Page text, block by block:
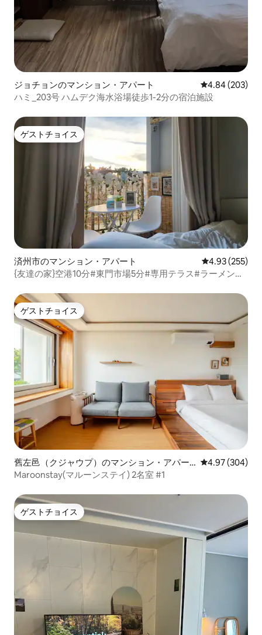
ジョチョンのマンション・アパート レビュー203
4.84 (203)
ハミ_203号 ハムデク海水浴場徒歩1-2分の宿泊施設
ゲストチョイス
ゲストチョイス
済州市のマンション・アパート レビュー255
4.93 (255)
{友達の家}空港10分#東門市場5分#専用テラス#ラーメン、
場～
ゲストチョイス
ゲストチョイス
舊左邑（クジャウプ）のマンション・アパー
ト
レビュー304
4.97 (304)
Maroonstay(マルーンステイ) 2名室 #1
ゲストチョイス
ゲストチョイス